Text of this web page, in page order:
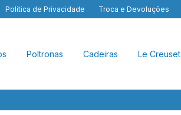
Política de Privacidade Troca e Devoluções
Poltronas Cadeiras Le Creuset